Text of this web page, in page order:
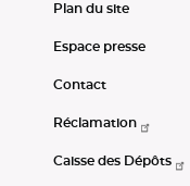
Plan du site
Espace presse
Contact
Réclamation
Caisse des Dépôts